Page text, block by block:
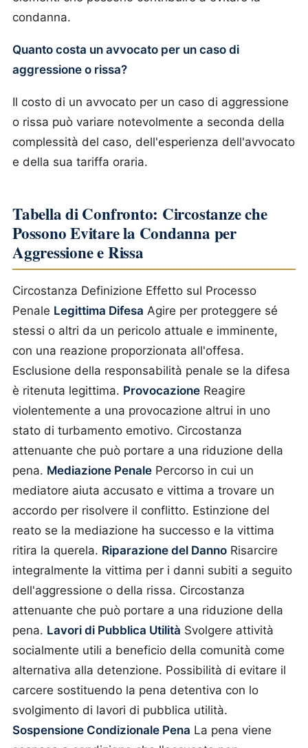
condanna.
Quanto costa un avvocato per un caso di
aggressione o rissa?
Il costo di un avvocato per un caso di aggressione
o rissa può variare notevolmente a seconda della
complessità del caso, dell'esperienza dell'avvocato
e della sua tariffa oraria.
Tabella di Confronto: Circostanze che
Possono Evitare la Condanna per
Aggressione e Rissa
Circostanza Definizione Effetto sul Processo
Penale Legittima Difesa Agire per proteggere sé
stessi o altri da un pericolo attuale e imminente,
con una reazione proporzionata all'offesa.
Esclusione della responsabilità penale se la difesa
è ritenuta legittima. Provocazione Reagire
violentemente a una provocazione altrui in uno
stato di turbamento emotivo. Circostanza
attenuante che può portare a una riduzione della
pena. Mediazione Penale Percorso in cui un
mediatore aiuta accusato e vittima a trovare un
accordo per risolvere il conflitto. Estinzione del
reato se la mediazione ha successo e la vittima
ritira la querela. Riparazione del Danno Risarcire
integralmente la vittima per i danni subiti a seguito
dell'aggressione o della rissa. Circostanza
attenuante che può portare a una riduzione della
pena. Lavori di Pubblica Utilità Svolgere attività
socialmente utili a beneficio della comunità come
alternativa alla detenzione. Possibilità di evitare il
carcere sostituendo la pena detentiva con lo
svolgimento di lavori di pubblica utilità.
Sospensione Condizionale Pena La pena viene